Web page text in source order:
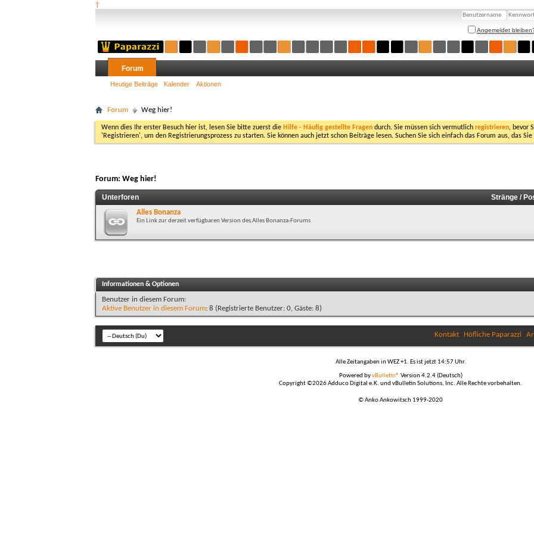
†
Angemeldet
Forum
Heutige Beiträge Kalender Aktionen
Forum Weg hier!
Wenn dies Ihr erster Besuch hier ist, lesen Sie bitte zuerst die Hilfe - Häufig gestellte Fragen durch. Sie müssen sich vermutlich registrieren, bevor
'Registrieren', um den Registrierungsprozess zu starten. Sie können auch jetzt schon Beiträge lesen. Suchen Sie sich einfach das Forum aus, das
Forum: Weg hier!
Unterforen Stränge /
Alles Bonanza
Ein Link zur derzeit verfügbaren Version des Alles Bonanza-Forums
Informationen & Optionen
Benutzer in diesem Forum:
Aktive Benutzer in diesem Forum: 8 (Registrierte Benutzer: 0, Gäste: 8)
Kontakt Höfliche Paparazzi
Alle Zeitangaben in WEZ +1. Es ist jetzt 14:57Uhr.
Powered byvBulletin® Version 4.2.4 (Deutsch)
Copyright ©2026 Adduco Digital e.K. und vBulletin Solutions, Inc. Alle Rechte vorbehalten.
© Anko Ankowitsch 1999-2020